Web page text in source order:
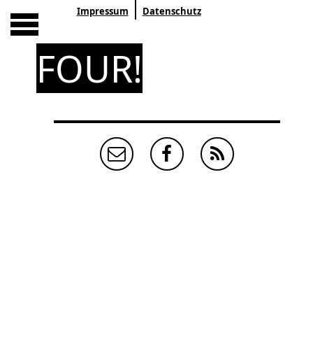
Impressum Datenschutz
FOUR!